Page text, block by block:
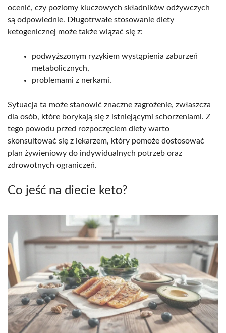
ocenić, czy poziomy kluczowych składników odżywczych
są odpowiednie. Długotrwałe stosowanie diety
ketogenicznej może także wiązać się z:
podwyższonym ryzykiem wystąpienia zaburzeń
metabolicznych,
problemami z nerkami.
Sytuacja ta może stanowić znaczne zagrożenie, zwłaszcza
dla osób, które borykają się z istniejącymi schorzeniami. Z
tego powodu przed rozpoczęciem diety warto
skonsultować się z lekarzem, który pomoże dostosować
plan żywieniowy do indywidualnych potrzeb oraz
zdrowotnych ograniczeń.
Co jeść na diecie keto?